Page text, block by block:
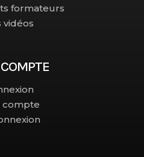
formateurs
vidéos
compte